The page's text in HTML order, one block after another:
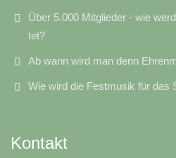
Über 5.000 Mitglieder - wie
tet?
Ab wann wird man denn
Wie wird die Festmusik für das
Kontakt